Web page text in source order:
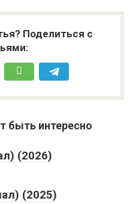
Поделиться с
быть интересно
(2026)
(2025)